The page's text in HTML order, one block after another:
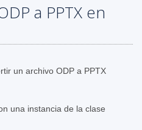
a PPTX en
un archivo ODP a PPTX
una instancia de la clase